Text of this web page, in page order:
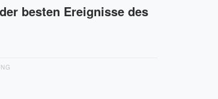
besten Ereignisse des